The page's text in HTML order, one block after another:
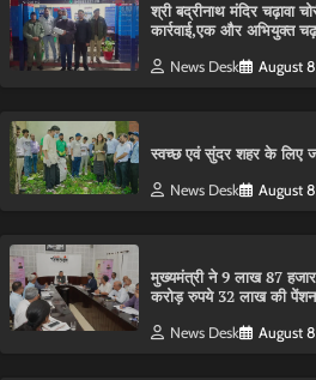
श्री बद्रीनाथ मंदिर चढ़ावा
कार्रवाई,एक और अभियुक्त
News Desk August
स्वच्छ एवं सुंदर शहर के लिए
News Desk August
मुख्यमंत्री ने 9 लाख 87
करोड़ रुपये 32 लाख की पेंशन
News Desk August